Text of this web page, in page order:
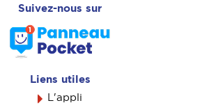
Suivez-nous sur
Liens utiles
L'appli